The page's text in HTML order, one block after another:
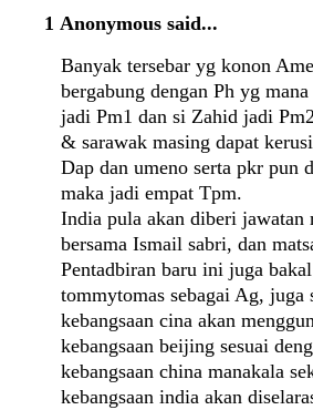
1 Anonymous said...
Banyak tersebar yg konon
bergabung dengan Ph yg
jadi Pm1 dan si Zahid jadi
& sarawak masing dapat
Dap dan umeno serta pkr pun
maka jadi empat Tpm.
India pula akan diberi jawatan
bersama Ismail sabri, dan
Pentadbiran baru ini juga
tommytomas sebagai Ag, juga
kebangsaan cina akan
kebangsaan beijing sesuai
kebangsaan china manakala
kebangsaan india akan